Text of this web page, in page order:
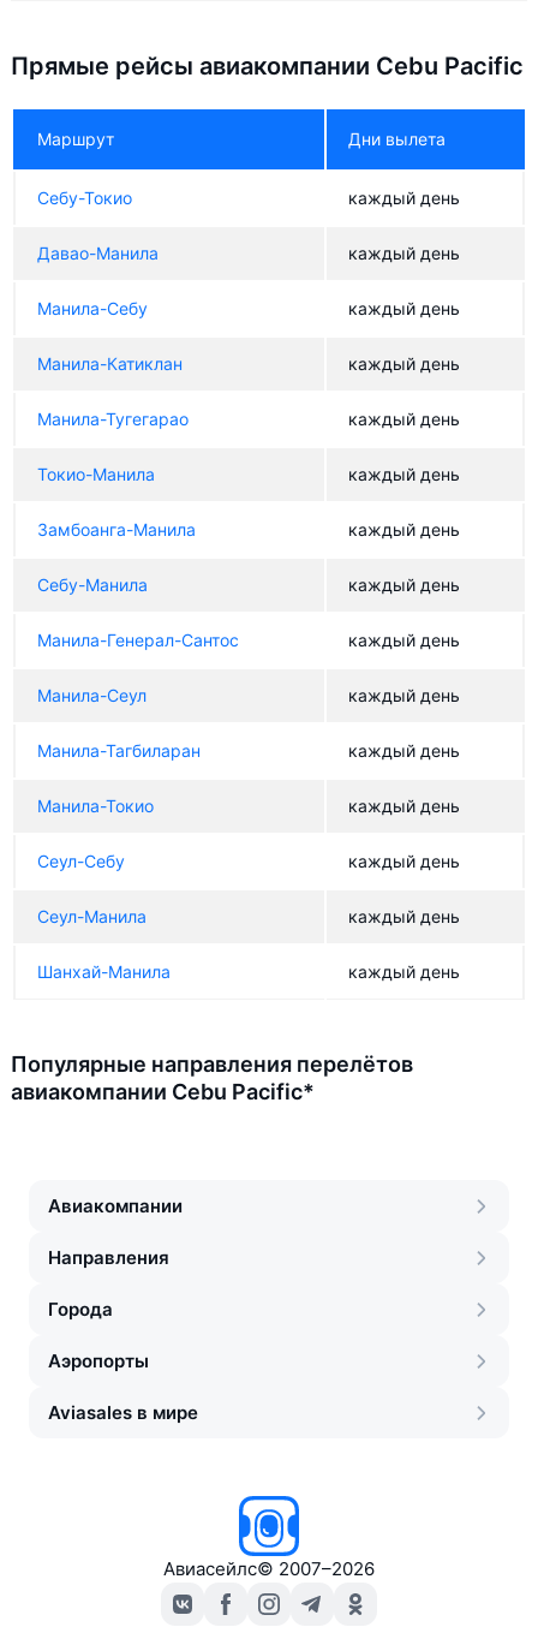
Прямые рейсы авиакомпании Cebu Pacific
Маршрут Дни вылета
Себу-Токио каждый день
Давао-Манила каждый день
Манила-Себу каждый день
Манила-Катиклан каждый день
Манила-Тугегарао каждый день
Токио-Манила каждый день
Замбоанга-Манила каждый день
Себу-Манила каждый день
Манила-Генерал-Сантос каждый день
Манила-Сеул каждый день
Манила-Тагбиларан каждый день
Манила-Токио каждый день
Сеул-Себу каждый день
Сеул-Манила каждый день
Шанхай-Манила каждый день
Популярные направления перелётов
авиакомпании Cebu Pacific*
Авиакомпании
Направления
Города
Аэропорты
Aviasales в мире
Авиасейлс© 2007–2026